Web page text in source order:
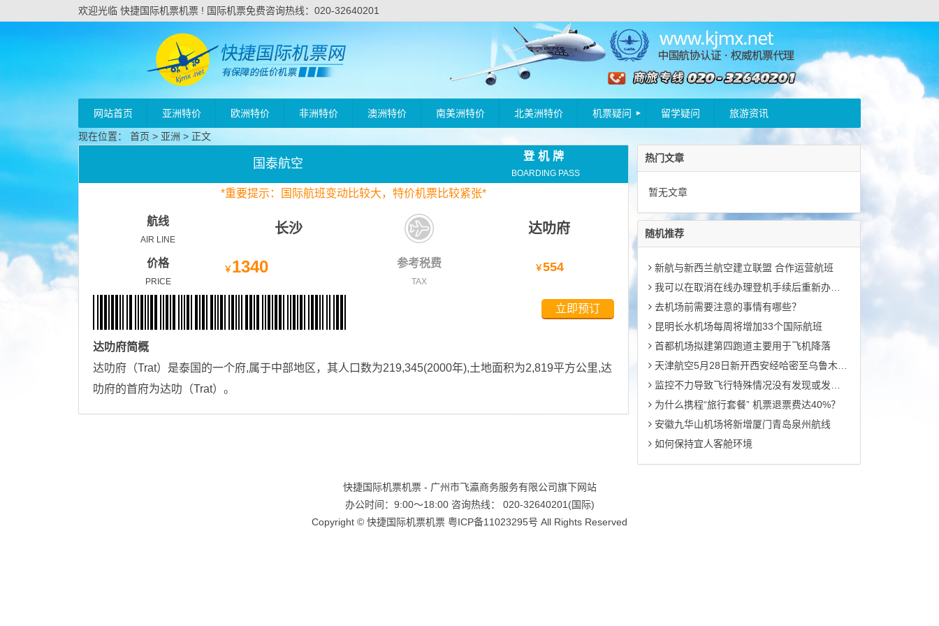
欢迎光临 快捷国际机票机票 ! 国际机票免费咨询热线：020-32640201
网站首页 亚洲特价 欧洲特价 非洲特价 澳洲特价 南美洲特价 北美洲特价 机票疑问 留学疑问 旅游资讯
现在位置： 首页 > 亚洲 > 正文
国泰航空
登机牌
BOARDING PASS
*重要提示：国际航班变动比较大，特价机票比较紧张*
航线
AIR LINE
长沙 达叻府
价格
PRICE
￥ 1340 参考税费
TAX
￥554
立即预订
达叻府简概
达叻府（Trat）是泰国的一个府,属于中部地区，其人口数为219,345(2000年),土地面积为2,819平方公里,达
叻府的首府为达叻（Trat）。
热门文章
暂无文章
随机推荐
新航与新西兰航空建立联盟 合作运营航班
我可以在取消在线办理登机手续后重新办理同一航班的登机手续吗？
去机场前需要注意的事情有哪些？
昆明长水机场每周将增加33个国际航班
首都机场拟建第四跑道主要用于飞机降落
天津航空5月28日新开西安经哈密至乌鲁木齐航线
监控不力导致飞行特殊情况没有发现或发现过晚
为什么携程“旅行套餐” 机票退票费达40%？
安徽九华山机场将新增厦门青岛泉州航线
如何保持宜人客舱环境
快捷国际机票机票 - 广州市飞瀛商务服务有限公司旗下网站
办公时间：9:00～18:00 咨询热线： 020-32640201(国际)
Copyright © 快捷国际机票机票 粤ICP备11023295号 All Rights Reserved